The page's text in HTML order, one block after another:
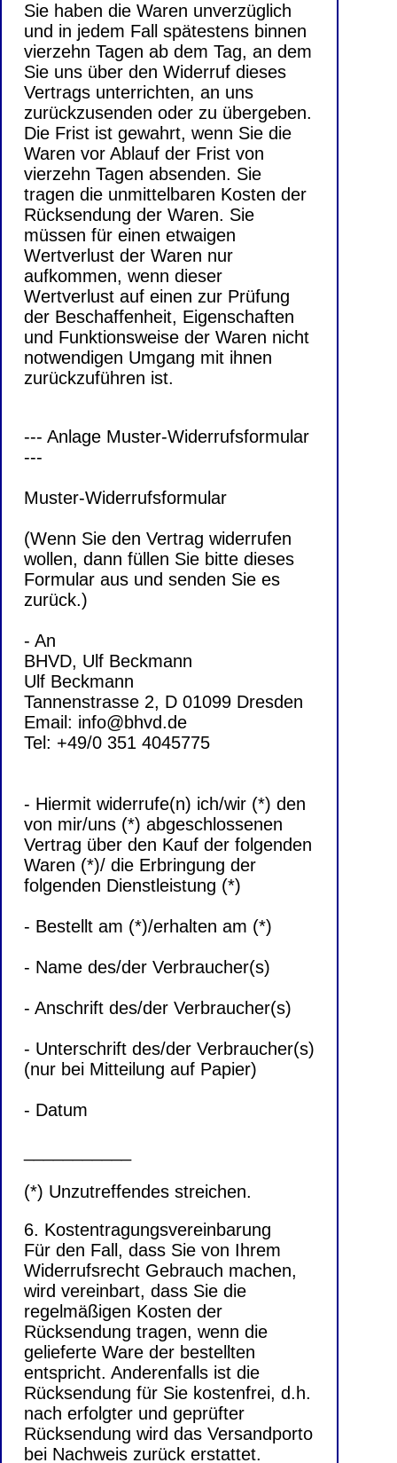
Sie haben die Waren unverzüglich
und in jedem Fall spätestens binnen
vierzehn Tagen ab dem Tag, an dem
Sie uns über den Widerruf dieses
Vertrags unterrichten, an uns
zurückzusenden oder zu übergeben.
Die Frist ist gewahrt, wenn Sie die
Waren vor Ablauf der Frist von
vierzehn Tagen absenden. Sie
tragen die unmittelbaren Kosten der
Rücksendung der Waren. Sie
müssen für einen etwaigen
Wertverlust der Waren nur
aufkommen, wenn dieser
Wertverlust auf einen zur Prüfung
der Beschaffenheit, Eigenschaften
und Funktionsweise der Waren nicht
notwendigen Umgang mit ihnen
zurückzuführen ist.
--- Anlage Muster-Widerrufsformular
---
Muster-Widerrufsformular
(Wenn Sie den Vertrag widerrufen
wollen, dann füllen Sie bitte dieses
Formular aus und senden Sie es
zurück.)
- An
BHVD, Ulf Beckmann
Ulf Beckmann
Tannenstrasse 2, D 01099 Dresden
Email: info@bhvd.de
Tel: +49/0 351 4045775
- Hiermit widerrufe(n) ich/wir (*) den
von mir/uns (*) abgeschlossenen
Vertrag über den Kauf der folgenden
Waren (*)/ die Erbringung der
folgenden Dienstleistung (*)
- Bestellt am (*)/erhalten am (*)
- Name des/der Verbraucher(s)
- Anschrift des/der Verbraucher(s)
- Unterschrift des/der Verbraucher(s)
(nur bei Mitteilung auf Papier)
- Datum
(*) Unzutreffendes streichen.
6. Kostentragungsvereinbarung
Für den Fall, dass Sie von Ihrem
Widerrufsrecht Gebrauch machen,
wird vereinbart, dass Sie die
regelmäßigen Kosten der
Rücksendung tragen, wenn die
gelieferte Ware der bestellten
entspricht. Anderenfalls ist die
Rücksendung für Sie kostenfrei, d.h.
nach erfolgter und geprüfter
Rücksendung wird das Versandporto
bei Nachweis zurück erstattet.